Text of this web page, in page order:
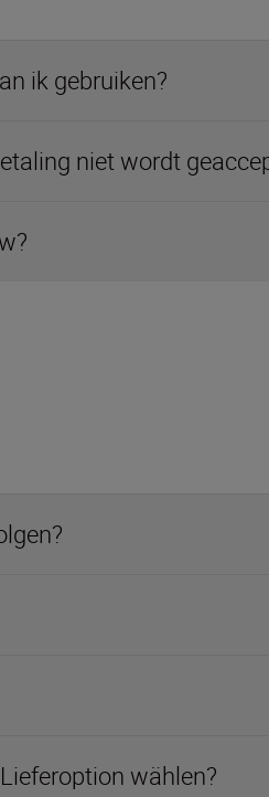
ik gebruiken?
niet wordt
wählen?